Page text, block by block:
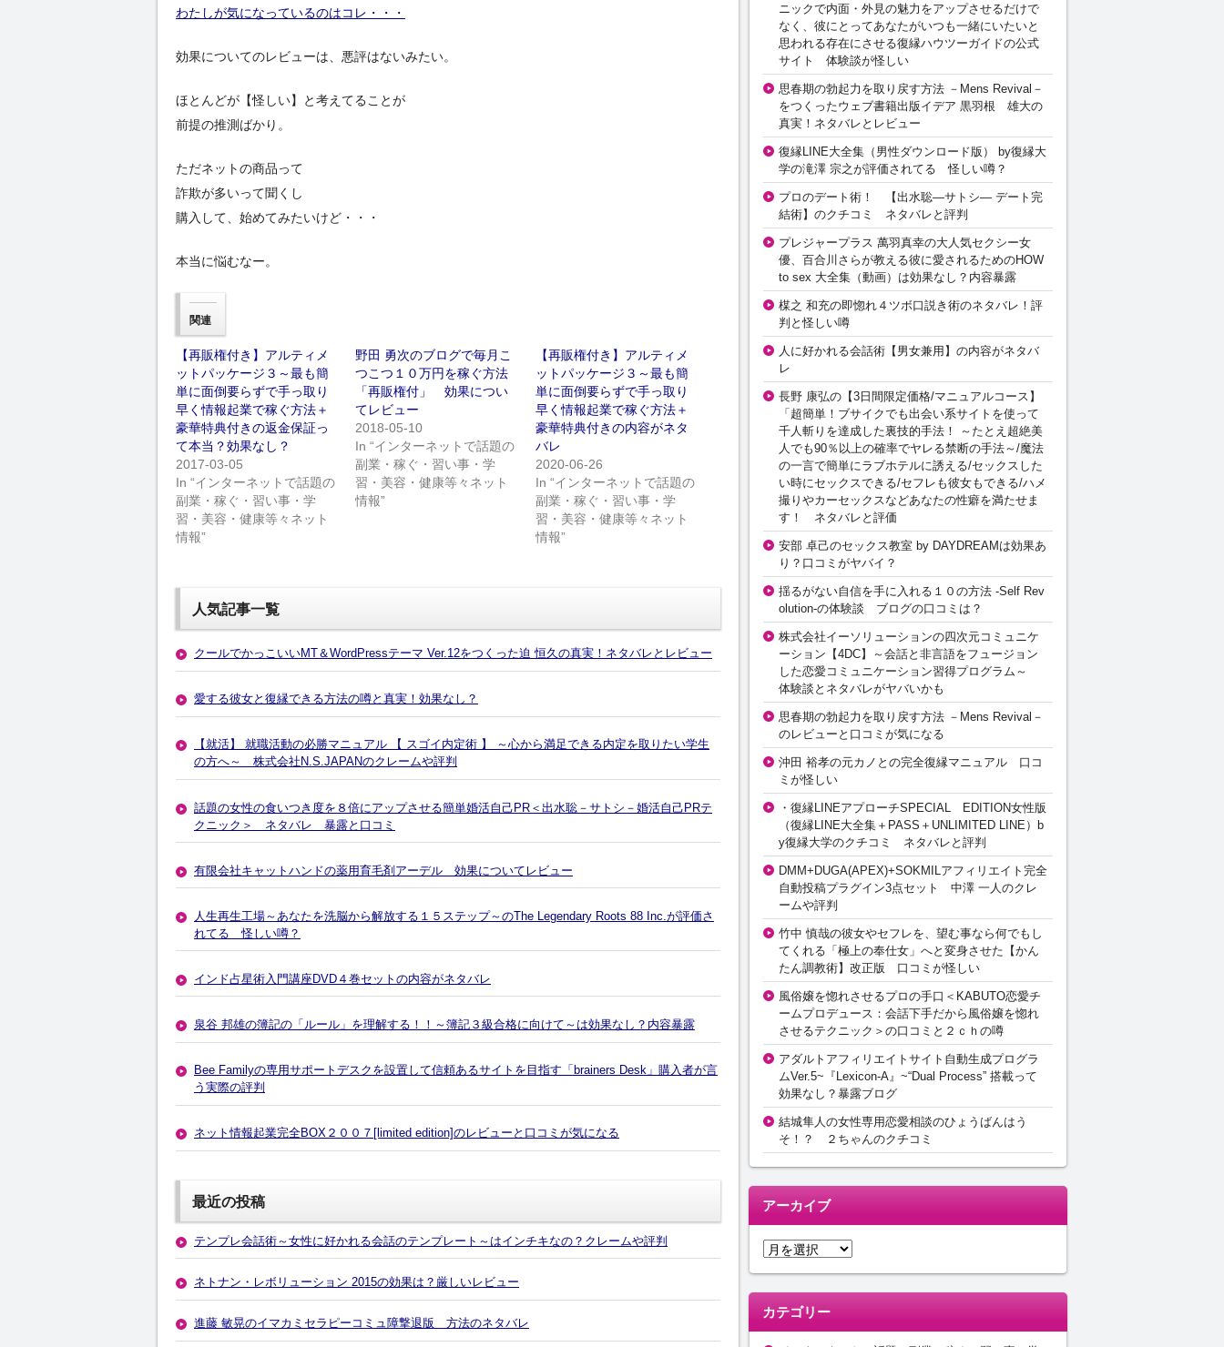
わたしが気になっているのはコレ・・・
効果についてのレビューは、悪評はないみたい。
ほとんどが【怪しい】と考えてることが
前提の推測ばかり。
ただネットの商品って
詐欺が多いって聞くし
購入して、始めてみたいけど・・・
本当に悩むなー。
関連
【再販権付き】アルティメ
ットパッケージ３～最も簡
単に面倒要らずで手っ取り
早く情報起業で稼ぐ方法＋
豪華特典付きの返金保証っ
て本当？効果なし？
2017-03-05
In “インターネットで話題の
副業・稼ぐ・習い事・学
習・美容・健康等々ネット
情報”
野田 勇次のブログで毎月こ
つこつ１０万円を稼ぐ方法
「再販権付」 効果につい
てレビュー
2018-05-10
In “インターネットで話題の
副業・稼ぐ・習い事・学
習・美容・健康等々ネット
情報”
【再販権付き】アルティメ
ットパッケージ３～最も簡
単に面倒要らずで手っ取り
早く情報起業で稼ぐ方法＋
豪華特典付きの内容がネタ
バレ
2020-06-26
In “インターネットで話題の
副業・稼ぐ・習い事・学
習・美容・健康等々ネット
情報”
人気記事一覧
クールでかっこいいMT＆WordPressテーマ Ver.12をつくった迫 恒久の真実！ネタバレとレビュー
愛する彼女と復縁できる方法の噂と真実！効果なし？
【就活】 就職活動の必勝マニュアル 【 スゴイ内定術 】 ～心から満足できる内定を取りたい学生
の方へ～ 株式会社N.S.JAPANのクレームや評判
話題の女性の食いつき度を８倍にアップさせる簡単婚活自己PR＜出水聡－サトシ－婚活自己PRテ
クニック＞ ネタバレ 暴露と口コミ
有限会社キャットハンドの薬用育毛剤アーデル 効果についてレビュー
人生再生工場～あなたを洗脳から解放する１５ステップ～のThe Legendary Roots 88 Inc.が評価さ
れてる 怪しい噂？
インド占星術入門講座DVD４巻セットの内容がネタバレ
泉谷 邦雄の簿記の「ルール」を理解する！！～簿記３級合格に向けて～は効果なし？内容暴露
Bee Familyの専用サポートデスクを設置して信頼あるサイトを目指す「brainers Desk」購入者が言
う実際の評判
ネット情報起業完全BOX２００７[limited edition]のレビューと口コミが気になる
最近の投稿
テンプレ会話術～女性に好かれる会話のテンプレート～はインチキなの？クレームや評判
ネトナン・レボリューション 2015の効果は？厳しいレビュー
進藤 敏晃のイマカミセラピーコミュ障撃退版 方法のネタバレ
ニックで内面・外見の魅力をアップさせるだけで
なく、彼にとってあなたがいつも一緒にいたいと
思われる存在にさせる復縁ハウツーガイドの公式
サイト 体験談が怪しい
思春期の勃起力を取り戻す方法 －Mens Revival－
をつくったウェブ書籍出版イデア 黒羽根 雄大の
真実！ネタバレとレビュー
復縁LINE大全集（男性ダウンロード版） by復縁大
学の滝澤 宗之が評価されてる 怪しい噂？
プロのデート術！ 【出水聡―サトシ― デート完
結術】のクチコミ ネタバレと評判
プレジャープラス 萬羽真幸の大人気セクシー女
優、百合川さらが教える彼に愛されるためのHOW
to sex 大全集（動画）は効果なし？内容暴露
楳之 和充の即惚れ４ツボ口説き術のネタバレ！評
判と怪しい噂
人に好かれる会話術【男女兼用】の内容がネタバ
レ
長野 康弘の【3日間限定価格/マニュアルコース】
「超簡単！ブサイクでも出会い系サイトを使って
千人斬りを達成した裏技的手法！ ～たとえ超絶美
人でも90％以上の確率でヤレる禁断の手法～/魔法
の一言で簡単にラブホテルに誘える/セックスした
い時にセックスできる/セフレも彼女もできる/ハメ
撮りやカーセックスなどあなたの性癖を満たせま
す！ ネタバレと評価
安部 卓己のセックス教室 by DAYDREAMは効果あ
り？口コミがヤバイ？
揺るがない自信を手に入れる１０の方法 -Self Rev
olution-の体験談 ブログの口コミは？
株式会社イーソリューションの四次元コミュニケ
ーション【4DC】～会話と非言語をフュージョン
した恋愛コミュニケーション習得プログラム～
体験談とネタバレがヤバいかも
思春期の勃起力を取り戻す方法 －Mens Revival－
のレビューと口コミが気になる
沖田 裕孝の元カノとの完全復縁マニュアル 口コ
ミが怪しい
・復縁LINEアプローチSPECIAL EDITION女性版
（復縁LINE大全集＋PASS＋UNLIMITED LINE）b
y復縁大学のクチコミ ネタバレと評判
DMM+DUGA(APEX)+SOKMILアフィリエイト完全
自動投稿プラグイン3点セット 中澤 一人のクレ
ームや評判
竹中 慎哉の彼女やセフレを、望む事なら何でもし
てくれる「極上の奉仕女」へと変身させた【かん
たん調教術】改正版 口コミが怪しい
風俗嬢を惚れさせるプロの手口＜KABUTO恋愛チ
ームプロデュース：会話下手だから風俗嬢を惚れ
させるテクニック＞の口コミと２ｃｈの噂
アダルトアフィリエイトサイト自動生成プログラ
ムVer.5~『Lexicon-A』~“Dual Process” 搭載って
効果なし？暴露ブログ
結城隼人の女性専用恋愛相談のひょうばんはう
そ！？ ２ちゃんのクチコミ
アーカイブ
ア
イ
カテゴリー